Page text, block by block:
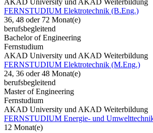
AKAD University und AKAD Weiterbildung
FERNSTUDIUM Elektrotechnik (B.Eng.)
36, 48 oder 72 Monat(e)
berufsbegleitend
Bachelor of Engineering
Fernstudium
AKAD University und AKAD Weiterbildung
FERNSTUDIUM Elektrotechnik (M.Eng.)
24, 36 oder 48 Monat(e)
berufsbegleitend
Master of Engineering
Fernstudium
AKAD University und AKAD Weiterbildung
FERNSTUDIUM Energie- und
12 Monat(e)